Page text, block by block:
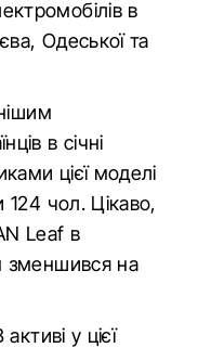
в
Одеської та
в січні
цієї моделі
124 чол. Цікаво,
Leaf в
зменшився на
у цієї